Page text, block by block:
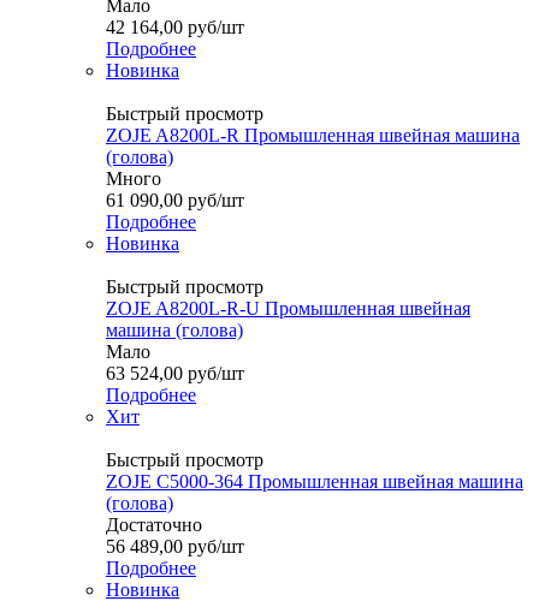
Мало
42 164,00 руб/шт
Подробнее
Новинка
Быстрый просмотр
ZOJE A8200L-R Промышленная швейная машина
(голова)
Много
61 090,00 руб/шт
Подробнее
Новинка
Быстрый просмотр
ZOJE A8200L-R-U Промышленная швейная
машина (голова)
Мало
63 524,00 руб/шт
Подробнее
Хит
Быстрый просмотр
ZOJE C5000-364 Промышленная швейная машина
(голова)
Достаточно
56 489,00 руб/шт
Подробнее
Новинка